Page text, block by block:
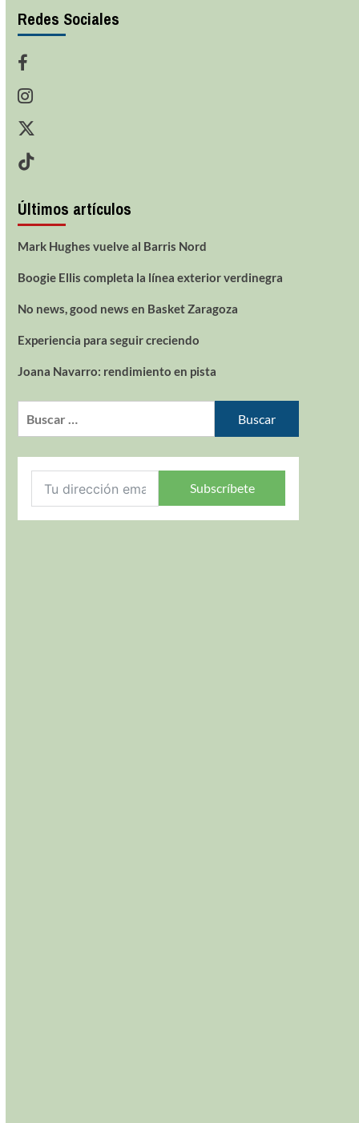
Redes Sociales
Últimos artículos
Mark Hughes vuelve al Barris Nord
Boogie Ellis completa la línea exterior verdinegra
No news, good news en Basket Zaragoza
Experiencia para seguir creciendo
Joana Navarro: rendimiento en pista
Subscríbete